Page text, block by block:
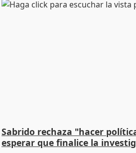
Sabrido rechaza "hacer
esperar que finalice la